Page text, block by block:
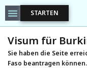
STARTEN
Visum für
Sie haben die Seite
Faso beantragen